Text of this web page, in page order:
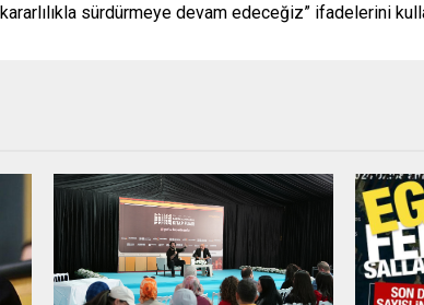
kararlılıkla sürdürmeye devam edeceğiz” ifadelerini